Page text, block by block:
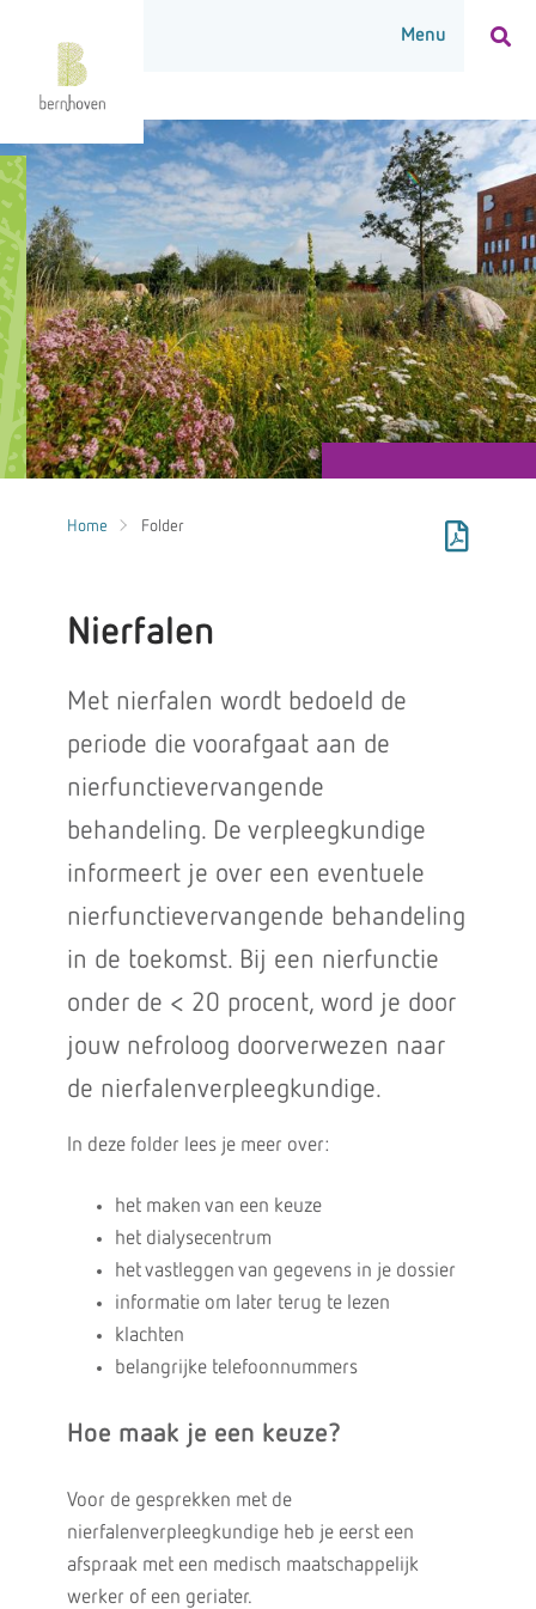
Home Folder
Nierfalen
Met nierfalen wordt bedoeld de
periode die voorafgaat aan de
nierfunctievervangende
behandeling. De verpleegkundige
informeert je over een eventuele
nierfunctievervangende behandeling
in de toekomst. Bij een nierfunctie
onder de < 20 procent, word je door
jouw nefroloog doorverwezen naar
de nierfalenverpleegkundige.
In deze folder lees je meer over:
het maken van een keuze
het dialysecentrum
het vastleggen van gegevens in je dossier
informatie om later terug te lezen
klachten
belangrijke telefoonnummers
Hoe maak je een keuze?
Voor de gesprekken met de
nierfalenverpleegkundige heb je eerst een
afspraak met een medisch maatschappelijk
werker of een geriater.